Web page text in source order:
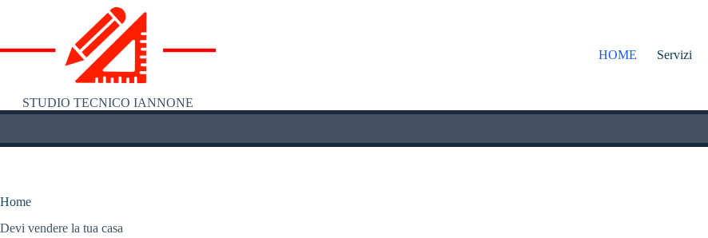
STUDIO TECNICO IANNONE
HOME Servizi
Home
Devi vendere la tua casa